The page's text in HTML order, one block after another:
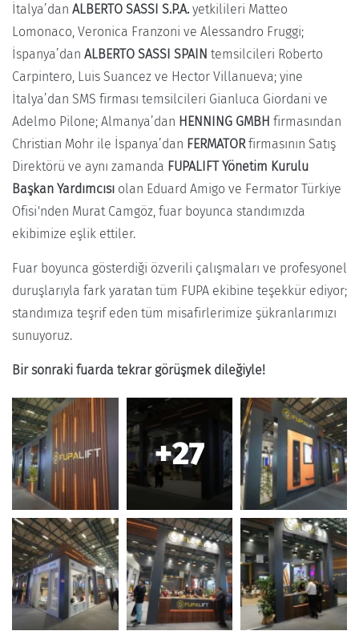
İtalya’dan ALBERTO SASSI S.P.A. yetkilileri Matteo
Lomonaco, Veronica Franzoni ve Alessandro Fruggi;
İspanya’dan ALBERTO SASSI SPAIN temsilcileri Roberto
Carpintero, Luis Suancez ve Hector Villanueva; yine
İtalya’dan SMS firması temsilcileri Gianluca Giordani ve
Adelmo Pilone; Almanya’dan HENNING GMBH firmasından
Christian Mohr ile İspanya’dan FERMATOR firmasının Satış
Direktörü ve aynı zamanda FUPALIFT Yönetim Kurulu
Başkan Yardımcısı olan Eduard Amigo ve Fermator Türkiye
Ofisi'nden Murat Camgöz, fuar boyunca standımızda
ekibimize eşlik ettiler.
Fuar boyunca gösterdiği özverili çalışmaları ve profesyonel
duruşlarıyla fark yaratan tüm FUPA ekibine teşekkür ediyor;
standımıza teşrif eden tüm misafirlerimize şükranlarımızı
sunuyoruz.
Bir sonraki fuarda tekrar görüşmek dileğiyle!
+27